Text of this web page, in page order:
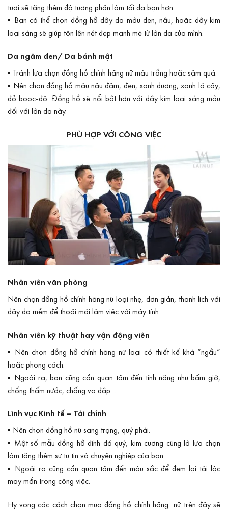
tươi sẽ tăng thêm độ tương phản làm tối da bạn hơn.
▪ Bạn có thể chọn đồng hồ dây da màu đen, nâu, hoặc dây kim
loại sáng sẽ giúp tôn lên nét đẹp mạnh mẽ từ làn da của mình.
Da ngâm đen/ Da bánh mật
▪ Tránh lựa chọn đồng hồ chính hãng nữ màu trắng hoặc sậm quá.
▪ Nên chọn đồng hồ màu nâu đậm, đen, xanh dương, xanh lá cây,
đỏ booc-đô. Đồng hồ sẽ nổi bật hơn với dây kim loại sáng màu
đối với làn da này.
PHÙ HỢP VỚI CÔNG VIỆC
Nhân viên văn phòng
Nên chọn đồng hồ chính hãng nữ loại nhẹ, đơn giản, thanh lịch với
dây da mềm để thoải mái làm việc với máy tính
Nhân viên kỹ thuật hay vận động viên
▪ Nên chọn đồng hồ chính hãng nữ loại có thiết kế khá “ngầu”
hoặc phong cách.
▪ Ngoài ra, bạn cũng cần quan tâm đến tính năng như bấm giờ,
chống thấm nước, chống va đập…
Lĩnh vực Kinh tế – Tài chính
▪ Nên chọn đồng hồ nữ sang trọng, quý phái.
▪ Một số mẫu đồng hồ đính đá quý, kim cương cũng là lựa chọn
làm tăng thêm sự tự tin và chuyên nghiệp của bạn.
▪ Ngoài ra cũng cần quan tâm đến màu sắc để đem lại tài lộc
may mắn trong công việc.
Hy vọng các cách chọn mua đồng hồ chính hãng nữ trên đây sẽ